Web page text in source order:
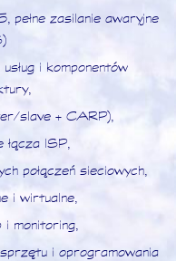
zasilanie awaryjne
i komponentów
slave + CARP),
łącza ISP,
połączeń sieciowych,
i wirtualne,
monitoring,
i oprogramowania